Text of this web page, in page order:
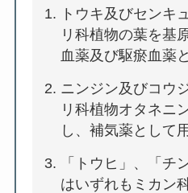
トウキ及びセンキ
リ科植物の葉を基
血薬及び駆瘀血薬
ニンジン及びコウ
リ科植物オタネニ
し、補気薬として
「トウヒ」、「チ
はいずれもミカン